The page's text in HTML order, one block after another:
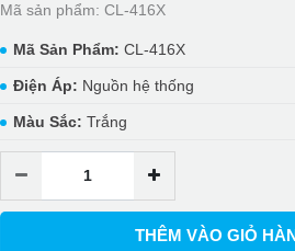
Mã sản phẩm: CL-416X
Mã Sản Phẩm: CL-416X
Điện Áp: Nguồn hệ thống
Màu Sắc: Trắng
THÊM VÀO GIỎ